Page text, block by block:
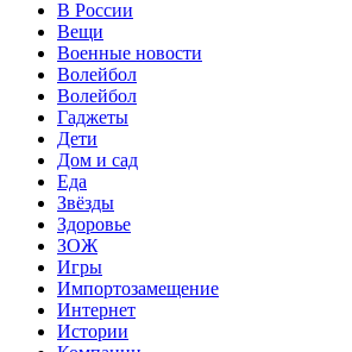
В России
Вещи
Военные новости
Волейбол
Волейбол
Гаджеты
Дети
Дом и сад
Еда
Звёзды
Здоровье
ЗОЖ
Игры
Импортозамещение
Интернет
Истории